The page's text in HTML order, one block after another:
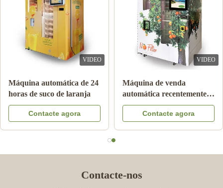
VIDEO
Máquina automática de 24
horas de suco de laranja
Contacte agora
VIDEO
Máquina de venda
automática recentemente
espremida automática do
suco de laranja para o
Contacte agora
Contacte-nos